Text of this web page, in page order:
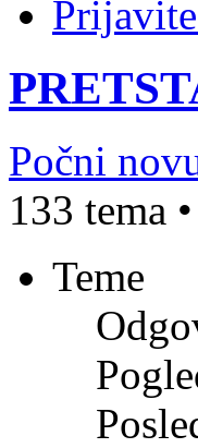
Počni
133 tema •
Teme